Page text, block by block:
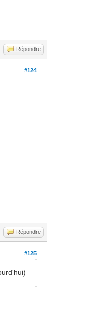
Répondre
#124
Répondre
#125